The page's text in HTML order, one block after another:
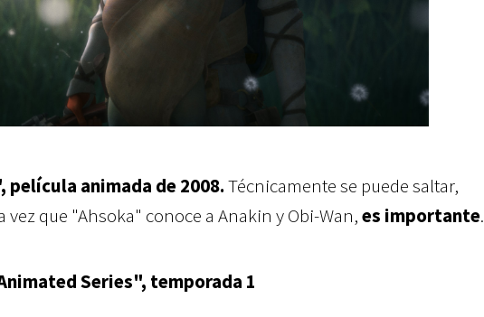
película animada de 2008.Técnicamente se puede saltar,
vez que "Ahsoka" conoce a Anakin y Obi-Wan,es importante.
Series", temporada 1